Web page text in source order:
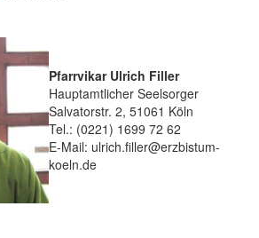
Pfarrvikar Ulrich Filler
Hauptamtlicher Seelsorger
Salvatorstr. 2, 51061 Köln
Tel.: (0221) 1699 72 62
E-Mail: ulrich.filler@erzbistum-
koeln.de